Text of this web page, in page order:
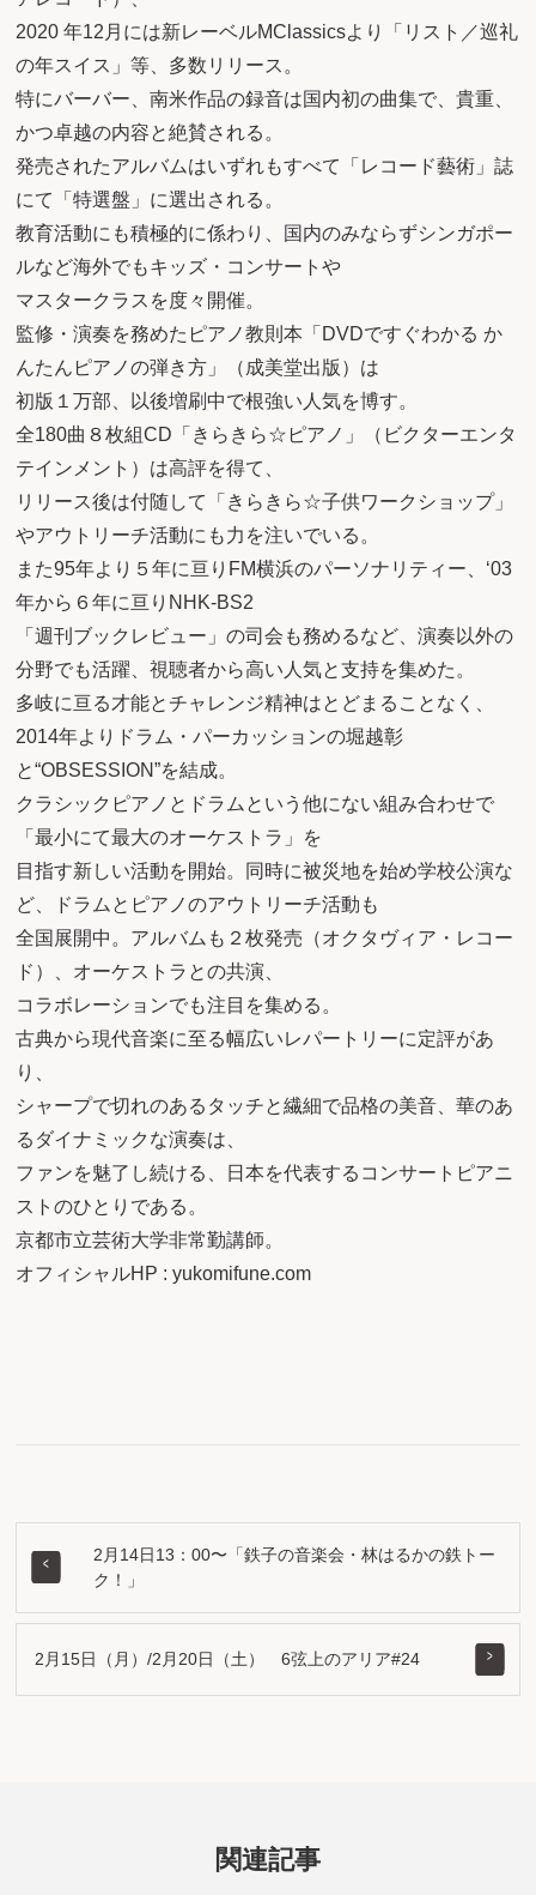
2020 年12月には新レーベルMClassicsより「リスト／巡礼
の年スイス」等、多数リリース。
特にバーバー、南米作品の録音は国内初の曲集で、貴重、
かつ卓越の内容と絶賛される。
発売されたアルバムはいずれもすべて「レコード藝術」誌
にて「特選盤」に選出される。
教育活動にも積極的に係わり、国内のみならずシンガポー
ルなど海外でもキッズ・コンサートや
マスタークラスを度々開催。
監修・演奏を務めたピアノ教則本「DVDですぐわかる か
んたんピアノの弾き方」（成美堂出版）は
初版１万部、以後増刷中で根強い人気を博す。
全180曲８枚組CD「きらきら☆ピアノ」（ビクターエンタ
テインメント）は高評を得て、
リリース後は付随して「きらきら☆子供ワークショップ」
やアウトリーチ活動にも力を注いでいる。
また95年より５年に亘りFM横浜のパーソナリティー、‘03
年から６年に亘りNHK-BS2
「週刊ブックレビュー」の司会も務めるなど、演奏以外の
分野でも活躍、視聴者から高い人気と支持を集めた。
多岐に亘る才能とチャレンジ精神はとどまることなく、
2014年よりドラム・パーカッションの堀越彰
と“OBSESSION”を結成。
クラシックピアノとドラムという他にない組み合わせで
「最小にて最大のオーケストラ」を
目指す新しい活動を開始。同時に被災地を始め学校公演な
ど、ドラムとピアノのアウトリーチ活動も
全国展開中。アルバムも２枚発売（オクタヴィア・レコー
ド）、オーケストラとの共演、
コラボレーションでも注目を集める。
古典から現代音楽に至る幅広いレパートリーに定評があ
り、
シャープで切れのあるタッチと繊細で品格の美音、華のあ
るダイナミックな演奏は、
ファンを魅了し続ける、日本を代表するコンサートピアニ
ストのひとりである。
京都市立芸術大学非常勤講師。
オフィシャルHP : yukomifune.com
2月14日13：00〜「鉄子の音楽会・林はるかの鉄トー
ク！」
2月15日（月）/2月20日（土） 6弦上のアリア#24
関連記事